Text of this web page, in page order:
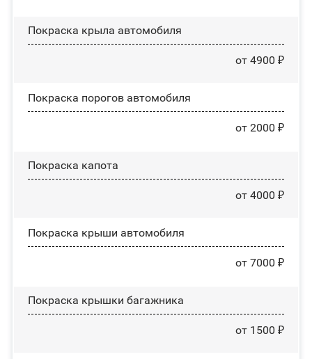
Покраска крыла автомобиля
от 4900 ₽
Покраска порогов автомобиля
от 2000 ₽
Покраска капота
от 4000 ₽
Покраска крыши автомобиля
от 7000 ₽
Покраска крышки багажника
от 1500 ₽